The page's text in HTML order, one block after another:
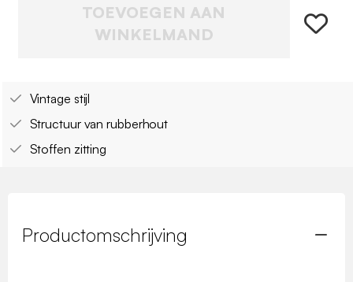
TOEVOEGEN AAN
WINKELMAND
Vintage stijl
Structuur van rubberhout
Stoffen zitting
Productomschrijving